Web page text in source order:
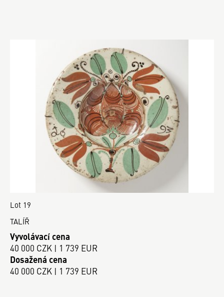
Lot 19
TALÍŘ
Vyvolávací cena
40 000 CZK | 1 739 EUR
Dosažená cena
40 000 CZK | 1 739 EUR